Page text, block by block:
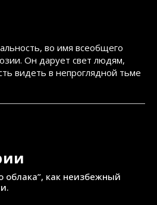
во имя всеобщего
Он дарует свет людям,
видеть в непроглядной тьме
облака”, как неизбежный